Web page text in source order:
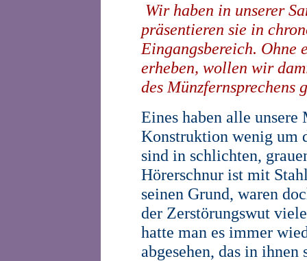
Wir haben in unserer
präsentieren sie in
Eingangsbereich. Ohne
erheben, wollen wir
des Münzfernsprechens
Eines haben alle
Konstruktion wenig um
sind in schlichten,
Hörerschnur ist mit
seinen Grund, waren
der Zerstörungswut
hatte man es immer
abgesehen, das in ihnen